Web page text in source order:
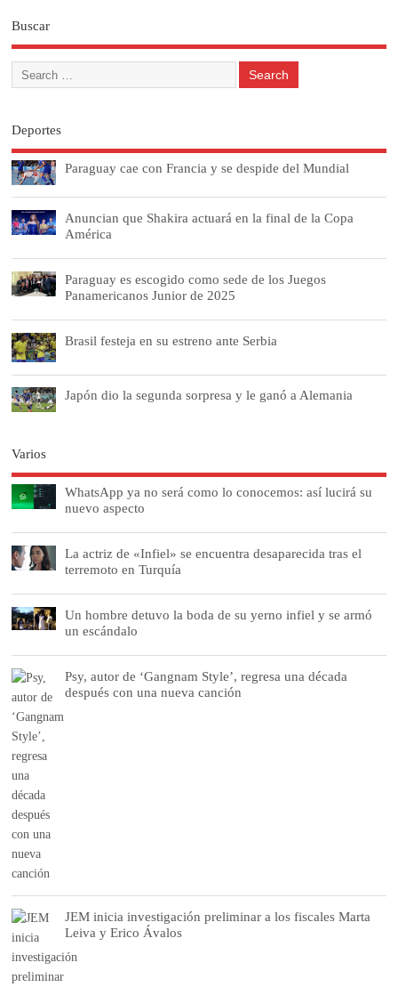
Buscar
Deportes
Paraguay cae con Francia y se despide del Mundial
Anuncian que Shakira actuará en la final de la Copa
América
Paraguay es escogido como sede de los Juegos
Panamericanos Junior de 2025
Brasil festeja en su estreno ante Serbia
Japón dio la segunda sorpresa y le ganó a Alemania
Varios
WhatsApp ya no será como lo conocemos: así lucirá su
nuevo aspecto
La actriz de «Infiel» se encuentra desaparecida tras el
terremoto en Turquía
Un hombre detuvo la boda de su yerno infiel y se armó
un escándalo
Psy, autor de ‘Gangnam Style’, regresa una década
después con una nueva canción
JEM inicia investigación preliminar a los fiscales Marta
Leiva y Erico Ávalos